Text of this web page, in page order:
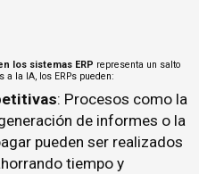
los sistemas ERP representa un salto
la IA, los ERPs pueden:
: Procesos como la
de informes o la
pueden ser realizados
tiempo y